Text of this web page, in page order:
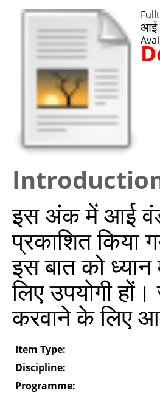
आई
इस अंक में आई
प्रकाशित किया
इस बात को
लिए उपयोगी
करवाने के लिए
Item Type:
Discipline:
Programme: